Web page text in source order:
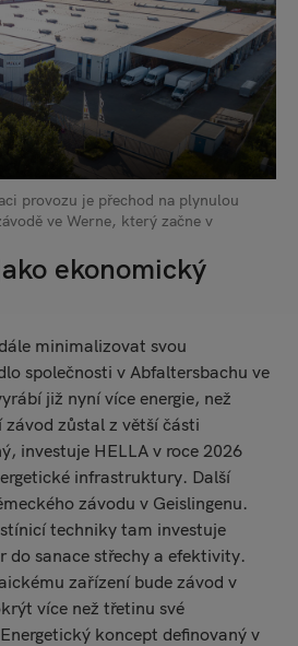
provozu je přechod na plynulou
ve Werne, který začne v
ekonomický
minimalizovat svou
společnosti v Abfaltersbachu ve
již nyní více energie, než
zůstal z větší části
investuje HELLA v roce 2026
infrastruktury. Další
závodu v Geislingenu.
techniky tam investuje
do sanace střechy a efektivity.
zařízení bude závod v
více než třetinu své
koncept definovaný v